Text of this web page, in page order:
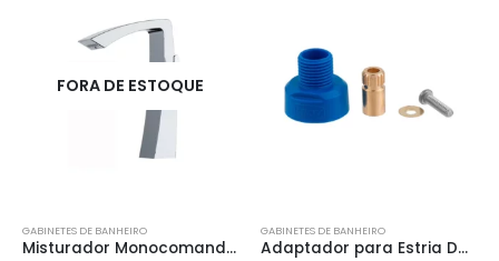
FORA DE ESTOQUE
GABINETES DE BANHEIRO
Misturador Monocomando Alto Lexxa Bagno – Lx7702
GABINETES DE BANHEIRO
Adaptador para Estria Docol/marchezan – 16070